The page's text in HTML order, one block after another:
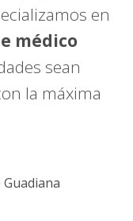
en
médico
sean
la máxima